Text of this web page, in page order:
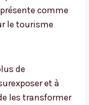
présente comme
le tourisme
de
et à
les transformer